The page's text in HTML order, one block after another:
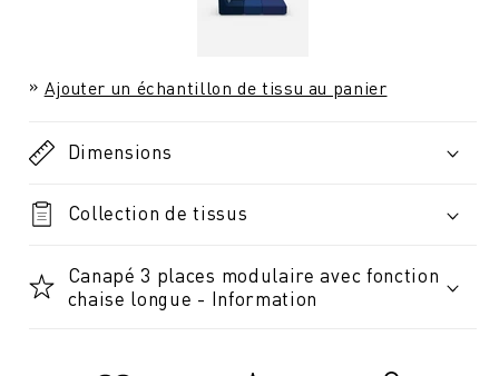
Ajouter un échantillon de tissu au panier
Dimensions
Collection de tissus
Canapé 3 places modulaire avec fonction
chaise longue - Information